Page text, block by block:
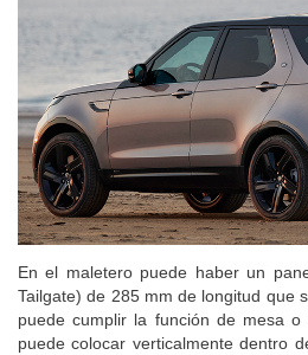
En el maletero puede haber un
Tailgate) de 285 mm de longitud que
puede cumplir la función de mesa o
puede colocar verticalmente dentro